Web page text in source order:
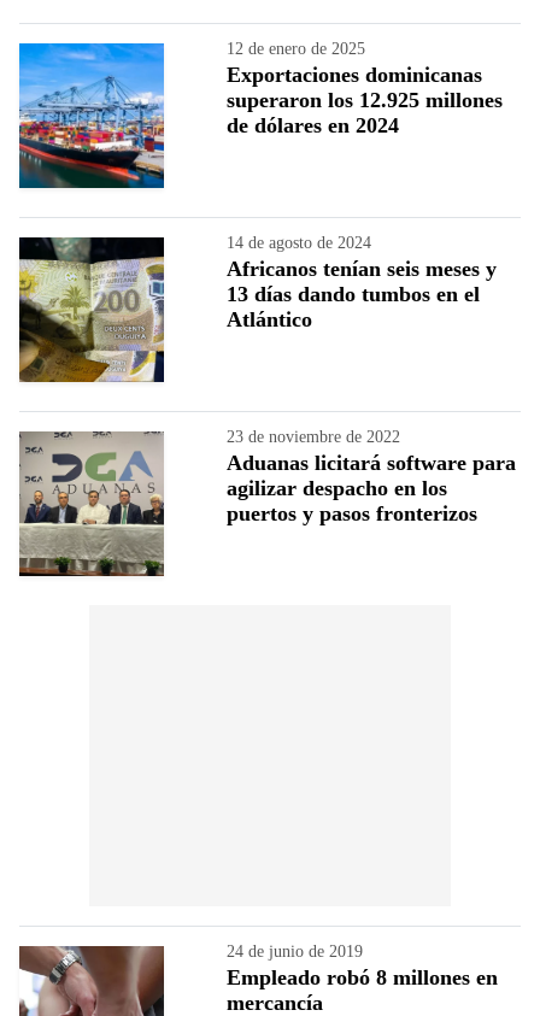
12 de enero de 2025
Exportaciones dominicanas
superaron los 12.925 millones
de dólares en 2024
14 de agosto de 2024
Africanos tenían seis meses y
13 días dando tumbos en el
Atlántico
23 de noviembre de 2022
Aduanas licitará software para
agilizar despacho en los
puertos y pasos fronterizos
24 de junio de 2019
Empleado robó 8 millones en
mercancía